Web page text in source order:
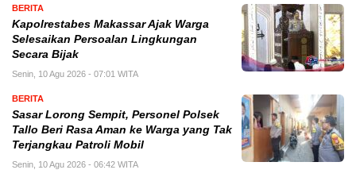
BERITA
Kapolrestabes Makassar Ajak Warga
Selesaikan Persoalan Lingkungan
Secara Bijak
Senin, 10 Agu 2026 - 07:01 WITA
BERITA
Sasar Lorong Sempit, Personel Polsek
Tallo Beri Rasa Aman ke Warga yang Tak
Terjangkau Patroli Mobil
Senin, 10 Agu 2026 - 06:42 WITA